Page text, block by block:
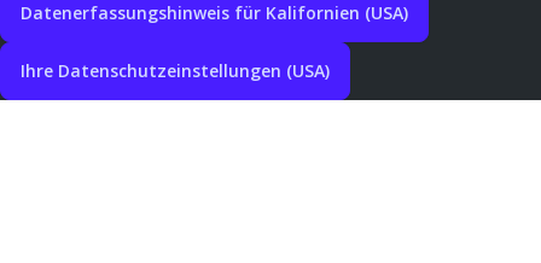
Datenerfassungshinweis für Kalifornien (USA)
Ihre Datenschutzeinstellungen (USA)